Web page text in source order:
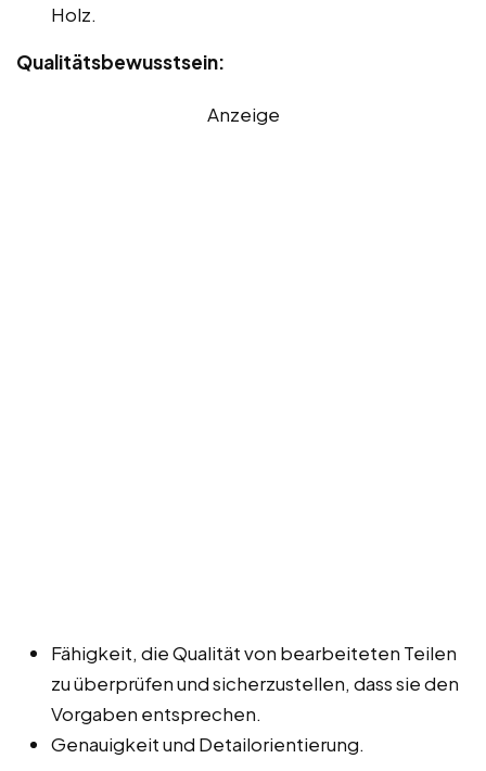
Holz.
Qualitätsbewusstsein:
Anzeige
Fähigkeit, die Qualität von bearbeiteten Teilen
zu überprüfen und sicherzustellen, dass sie den
Vorgaben entsprechen.
Genauigkeit und Detailorientierung.